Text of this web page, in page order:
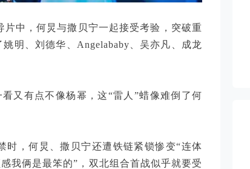
中，何炅与撒贝宁一起接受考验，突破重
明、刘德华、Angelababy、吴亦凡、成龙
又有点不像杨幂，这“雷人”蜡像难倒了何
时，何炅、撒贝宁还遭铁链紧锁惨变“连体
我俩是最笨的”，双北组合首战似乎就要受